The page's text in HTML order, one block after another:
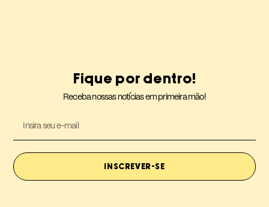
Fique por dentro!
Receba nossas notícias em primeira mão!
INSCREVER-SE